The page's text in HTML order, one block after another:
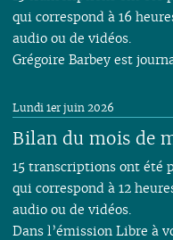
qui correspond à 16
audio ou de vidéos.
Grégoire Barbey est
Bilan du mois de
Lundi 1er juin 2026
15 transcriptions ont été
qui correspond à 12
audio ou de vidéos.
Dans l’émission Libre à